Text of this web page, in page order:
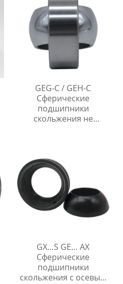
GEG-C / GEH-C
Сферические
подшипники
скольжения не
GX…S GE… AX
Сферические
подшипники
скольжения с осевым